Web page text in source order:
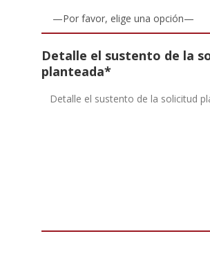
Detalle el sustento de la
planteada*